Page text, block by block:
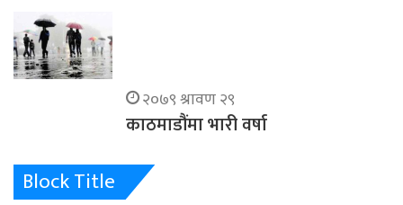
२०७९ श्रावण २९
काठमाडौंमा भारी वर्षा
Block Title